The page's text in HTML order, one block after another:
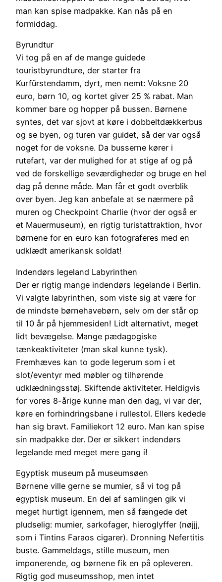
man kan spise madpakke. Kan nås på en
formiddag.
Byrundtur
Vi tog på en af de mange guidede
touristbyrundture, der starter fra
Kurfürstendamm, dyrt, men nemt: Voksne 20
euro, børn 10, og kortet giver 25 % rabat. Man
kommer bare og hopper på bussen. Børnene
syntes, det var sjovt at køre i dobbeltdækkerbus
og se byen, og turen var guidet, så der var også
noget for de voksne. Da busserne kører i
rutefart, var der mulighed for at stige af og på
ved de forskellige seværdigheder og bruge en hel
dag på denne måde. Man får et godt overblik
over byen. Jeg kan anbefale at se nærmere på
muren og Checkpoint Charlie (hvor der også er
et Mauermuseum), en rigtig turistattraktion, hvor
børnene for en euro kan fotograferes med en
udklædt amerikansk soldat!
Indendørs legeland Labyrinthen
Der er rigtig mange indendørs legelande i Berlin.
Vi valgte labyrinthen, som viste sig at være for
de mindste børnehavebørn, selv om der står op
til 10 år på hjemmesiden! Lidt alternativt, meget
lidt bevægelse. Mange pædagogiske
tænkeaktiviteter (man skal kunne tysk).
Fremhæves kan to gode legerum som i et
slot/eventyr med møbler og tilhørende
udklædningsstøj. Skiftende aktiviteter. Heldigvis
for vores 8-årige kunne man den dag, vi var der,
køre en forhindringsbane i rullestol. Ellers kedede
han sig bravt. Familiekort 12 euro. Man kan spise
sin madpakke der. Der er sikkert indendørs
legelande med meget mere gang i!
Egyptisk museum på museumsøen
Børnene ville gerne se mumier, så vi tog på
egyptisk museum. En del af samlingen gik vi
meget hurtigt igennem, men så fængede det
pludselig: mumier, sarkofager, hieroglyffer (nøjjj,
som i Tintins Faraos cigarer). Dronning Nefertitis
buste. Gammeldags, stille museum, men
imponerende, og børnene fik en på opleveren.
Rigtig god museumsshop, men intet